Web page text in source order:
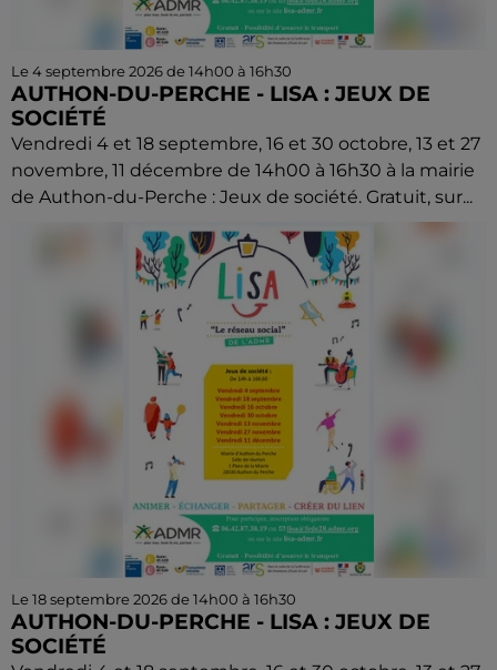
Le 4 septembre 2026 de 14h00 à 16h30
AUTHON-DU-PERCHE - LISA : JEUX DE
SOCIÉTÉ
Vendredi 4 et 18 septembre, 16 et 30 octobre, 13 et 27
novembre, 11 décembre de 14h00 à 16h30 à la mairie
de Authon-du-Perche : Jeux de société. Gratuit, sur...
Le 18 septembre 2026 de 14h00 à 16h30
AUTHON-DU-PERCHE - LISA : JEUX DE
SOCIÉTÉ